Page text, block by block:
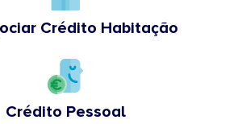
Crédito Habitação
Crédito Pessoal